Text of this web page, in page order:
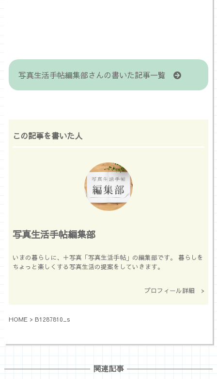
写真生活手帖編集部さんの書いた記事一覧
この記事を書いた人
写真生活手帖編集部
いまの暮らしに、＋写真「写真生活手帖」の編集部です。 暮らしを
ちょっと楽しくする写真生活の提案をしていきます。
プロフィール詳細 >
HOME> B1287810_s
関連記事